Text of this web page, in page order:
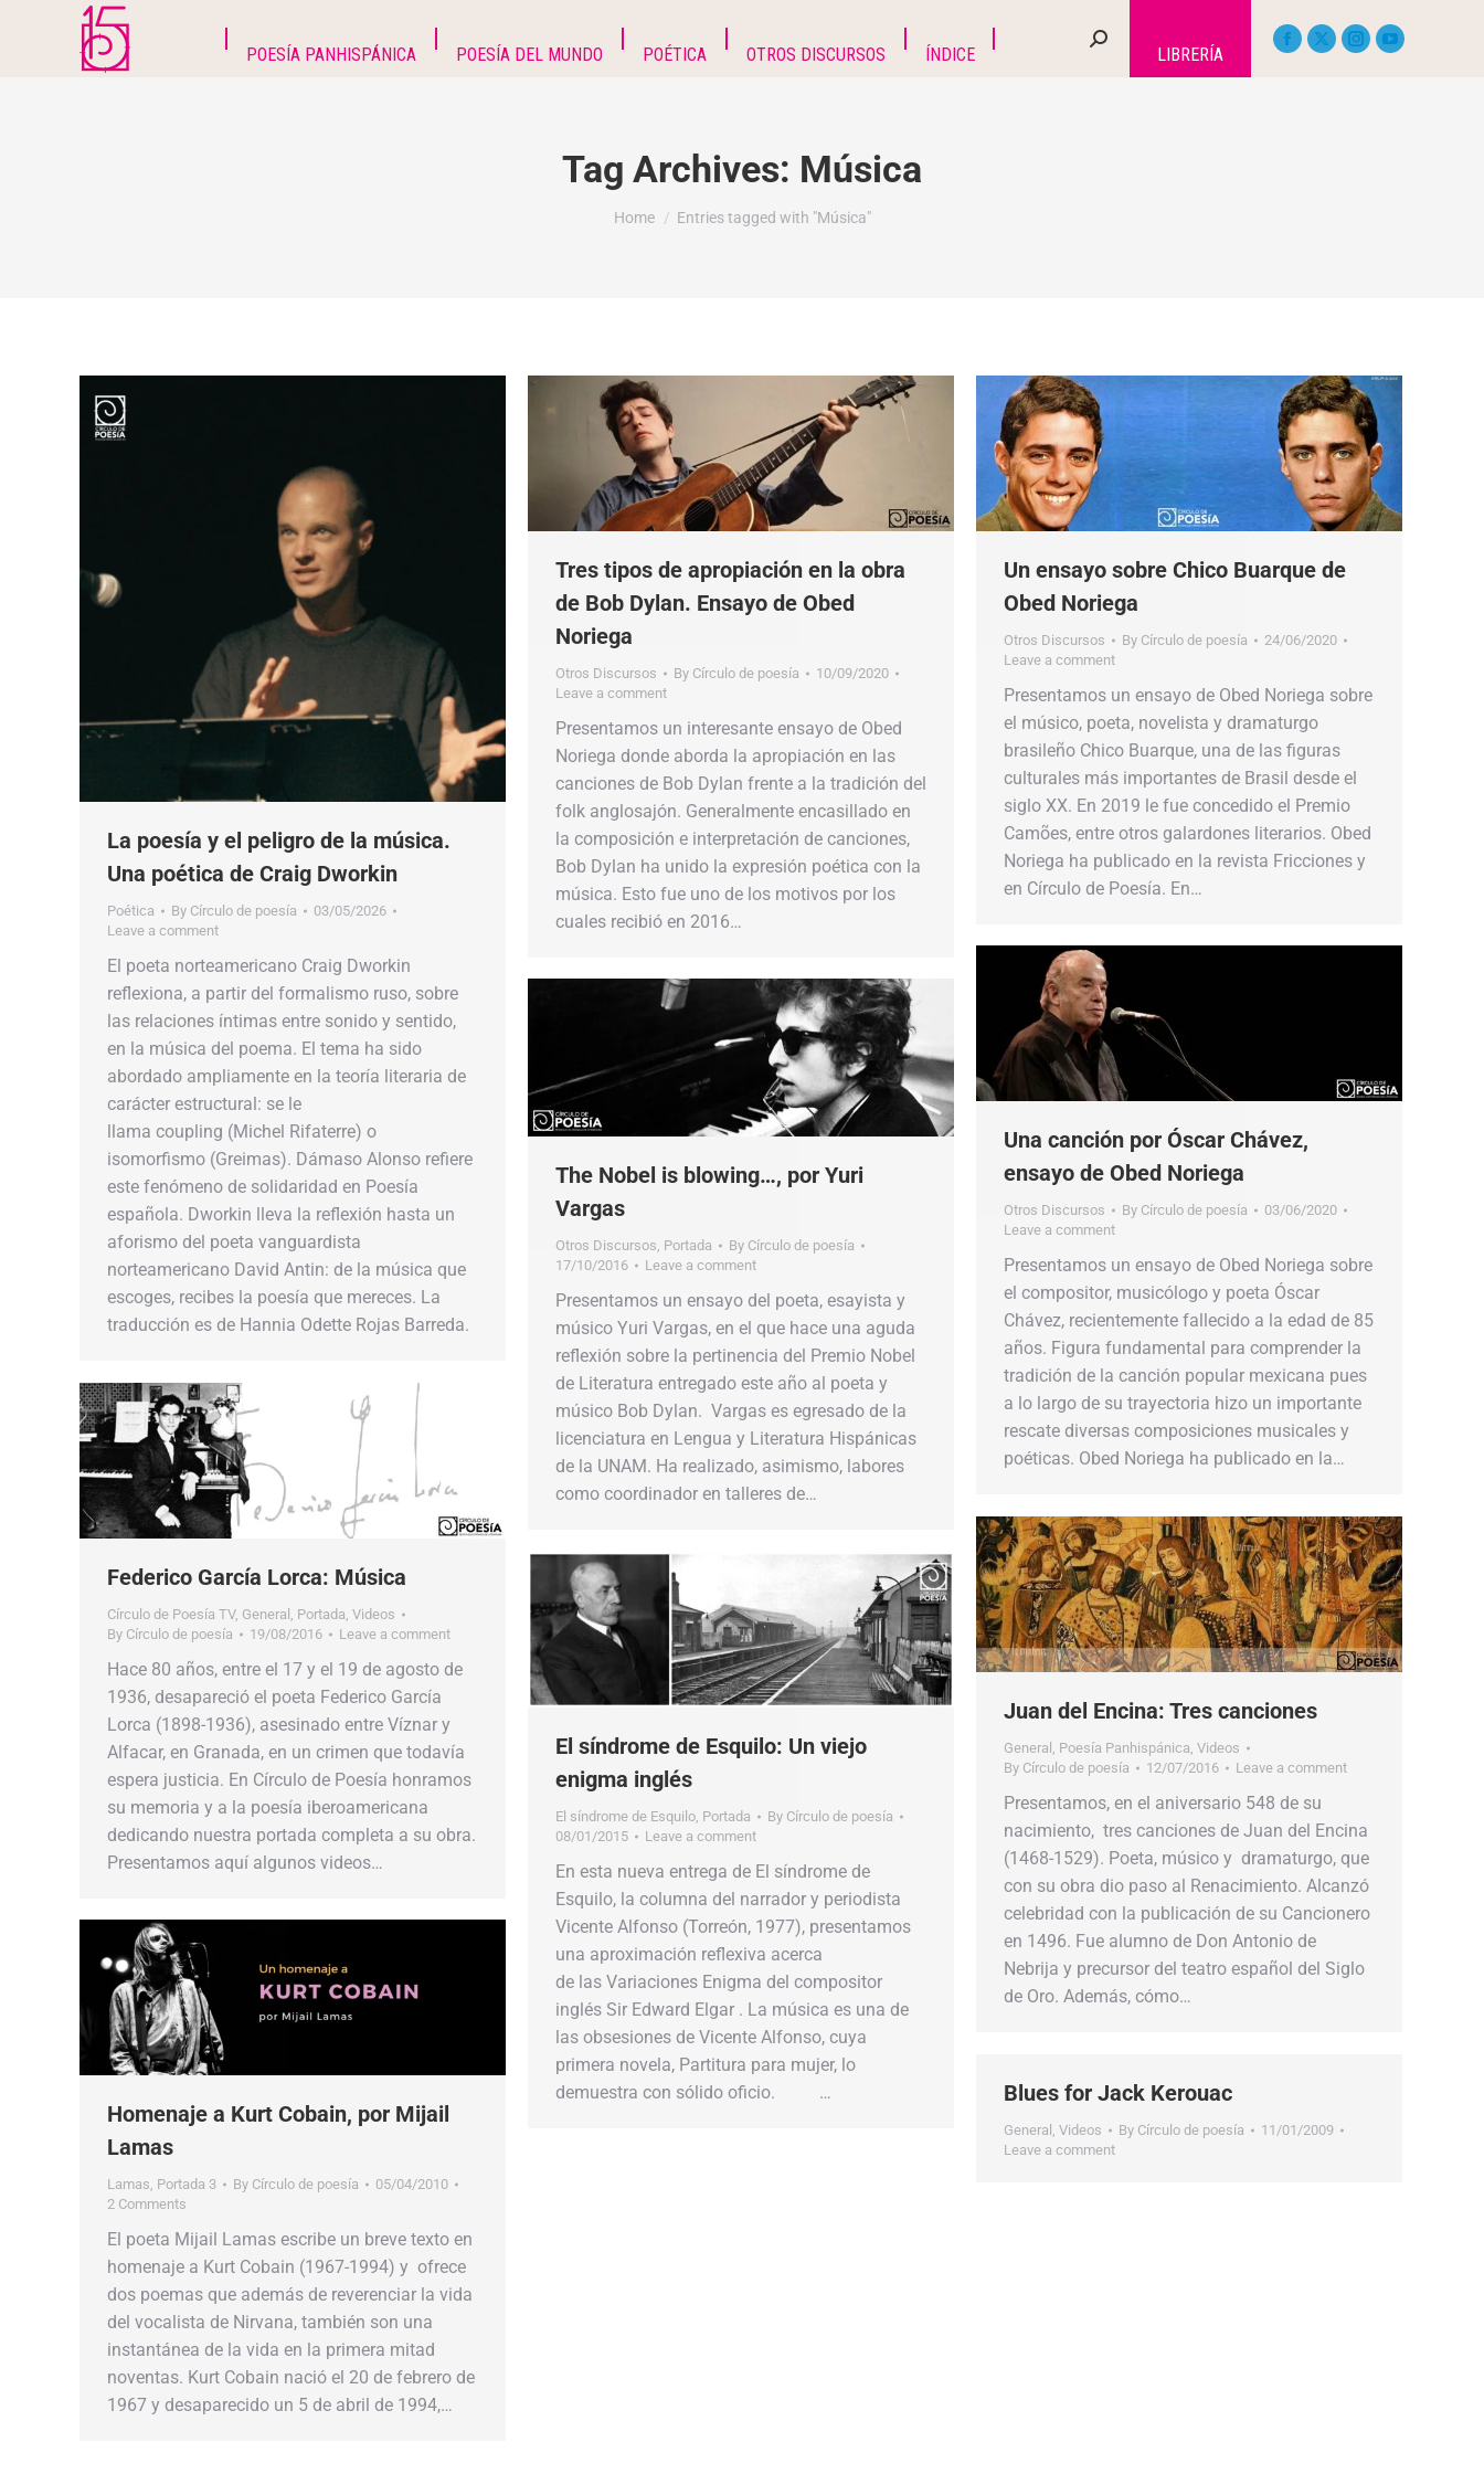
POESÍA PANHISPÁNICA POESÍA DEL MUNDO POÉTICA OTROS DISCURSOS ÍNDICE LIBRERÍA
Tag Archives: Música
You are here:
Home Entries tagged with "Música"
La poesía y el peligro de la música.
Una poética de Craig Dworkin
Poética By Círculo de poesía
03/05/2026
Leave a comment
El poeta norteamericano Craig Dworkin
reflexiona, a partir del formalismo ruso, sobre
las relaciones íntimas entre sonido y sentido,
en la música del poema. El tema ha sido
abordado ampliamente en la teoría literaria de
carácter estructural: se le
llama coupling (Michel Rifaterre) o
isomorfismo (Greimas). Dámaso Alonso refiere
este fenómeno de solidaridad en Poesía
española. Dworkin lleva la reflexión hasta un
aforismo del poeta vanguardista
norteamericano David Antin: de la música que
escoges, recibes la poesía que mereces. La
traducción es de Hannia Odette Rojas Barreda.
Tres tipos de apropiación en la obra
de Bob Dylan. Ensayo de Obed
Noriega
Otros Discursos By Círculo de poesía
10/09/2020
Leave a comment
Presentamos un interesante ensayo de Obed
Noriega donde aborda la apropiación en las
canciones de Bob Dylan frente a la tradición del
folk anglosajón. Generalmente encasillado en
la composición e interpretación de canciones,
Bob Dylan ha unido la expresión poética con la
música. Esto fue uno de los motivos por los
cuales recibió en 2016…
Un ensayo sobre Chico Buarque de
Obed Noriega
Otros Discursos By Círculo de poesía
24/06/2020
Leave a comment
Presentamos un ensayo de Obed Noriega sobre
el músico, poeta, novelista y dramaturgo
brasileño Chico Buarque, una de las figuras
culturales más importantes de Brasil desde el
siglo XX. En 2019 le fue concedido el Premio
Camões, entre otros galardones literarios. Obed
Noriega ha publicado en la revista Fricciones y
en Círculo de Poesía. En…
Una canción por Óscar Chávez,
ensayo de Obed Noriega
Otros Discursos By Círculo de poesía
03/06/2020
Leave a comment
Presentamos un ensayo de Obed Noriega sobre
el compositor, musicólogo y poeta Óscar
Chávez, recientemente fallecido a la edad de 85
años. Figura fundamental para comprender la
tradición de la canción popular mexicana pues
a lo largo de su trayectoria hizo un importante
rescate diversas composiciones musicales y
poéticas. Obed Noriega ha publicado en la…
The Nobel is blowing…, por Yuri
Vargas
Otros Discursos Portada By Círculo de poesía
17/10/2016
Leave a comment
Presentamos un ensayo del poeta, esayista y
músico Yuri Vargas, en el que hace una aguda
reflexión sobre la pertinencia del Premio Nobel
de Literatura entregado este año al poeta y
músico Bob Dylan. Vargas es egresado de la
licenciatura en Lengua y Literatura Hispánicas
de la UNAM. Ha realizado, asimismo, labores
como coordinador en talleres de…
Federico García Lorca: Música
Círculo de Poesía TV, General Portada Videos
By Círculo de poesía 19/08/2016 Leave a comment
Hace 80 años, entre el 17 y el 19 de agosto de
1936, desapareció el poeta Federico García
Lorca (1898-1936), asesinado entre Víznar y
Alfacar, en Granada, en un crimen que todavía
espera justicia. En Círculo de Poesía honramos
su memoria y a la poesía iberoamericana
dedicando nuestra portada completa a su obra.
Presentamos aquí algunos videos…
Juan del Encina: Tres canciones
General Poesía Panhispánica Videos
By Círculo de poesía 12/07/2016 Leave a comment
Presentamos, en el aniversario 548 de su
nacimiento, tres canciones de Juan del Encina
(1468-1529). Poeta, músico y dramaturgo, que
con su obra dio paso al Renacimiento. Alcanzó
celebridad con la publicación de su Cancionero
en 1496. Fue alumno de Don Antonio de
Nebrija y precursor del teatro español del Siglo
de Oro. Además, cómo…
El síndrome de Esquilo: Un viejo
enigma inglés
El síndrome de Esquilo Portada By Círculo de poesía
08/01/2015
Leave a comment
En esta nueva entrega de El síndrome de
Esquilo, la columna del narrador y periodista
Vicente Alfonso (Torreón, 1977), presentamos
una aproximación reflexiva acerca
de las Variaciones Enigma del compositor
inglés Sir Edward Elgar . La música es una de
las obsesiones de Vicente Alfonso, cuya
primera novela, Partitura para mujer, lo
demuestra con sólido oficio. …
Homenaje a Kurt Cobain, por Mijail
Lamas
Lamas Portada 3 By Círculo de poesía
05/04/2010
2 Comments
El poeta Mijail Lamas escribe un breve texto en
homenaje a Kurt Cobain (1967-1994) y ofrece
dos poemas que además de reverenciar la vida
del vocalista de Nirvana, también son una
instantánea de la vida en la primera mitad
noventas. Kurt Cobain nació el 20 de febrero de
1967 y desaparecido un 5 de abril de 1994,…
Blues for Jack Kerouac
General , Videos By Círculo de poesía
11/01/2009
Leave a comment